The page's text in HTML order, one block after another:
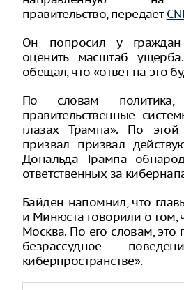
правительство, передает
Он попросил у
оценить масштаб
обещал, что «ответ на это
По словам
правительственные
глазах Трампа». По
призвал призвал
Дональда Трампа
ответственных за
Байден напомнил, что
и Минюста говорили о том,
Москва. По его словам, это
безрассудное
киберпространстве».